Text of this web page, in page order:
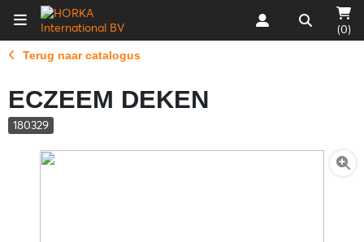
(0)
Terug naar catalogus
ECZEEM DEKEN
180329